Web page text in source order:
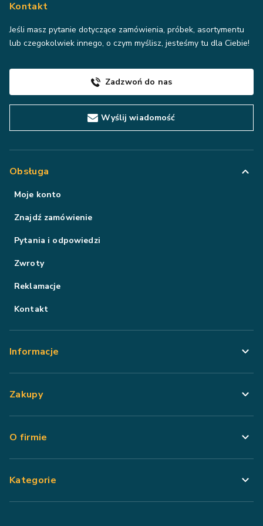
Kontakt
Jeśli masz pytanie dotyczące zamówienia, próbek, asortymentu
lub czegokolwiek innego, o czym myślisz, jesteśmy tu dla Ciebie!
Zadzwoń do nas
Wyślij wiadomość
Obsługa
Moje konto
Znajdź zamówienie
Pytania i odpowiedzi
Zwroty
Reklamacje
Kontakt
Informacje
Zakupy
O firmie
Kategorie